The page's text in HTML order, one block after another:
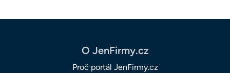
O JenFirmy.cz
Proč portál JenFirmy.cz